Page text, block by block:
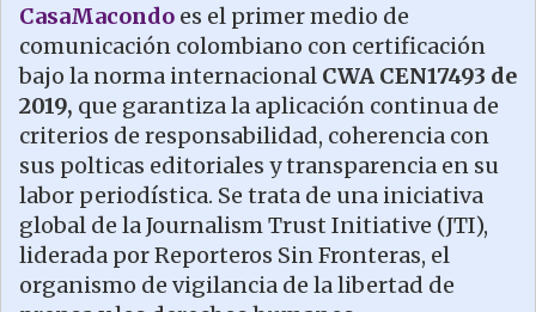
CasaMacondo es el primer medio de
comunicación colombiano con certificación
bajo la norma internacional CWA CEN17493 de
2019, que garantiza la aplicación continua de
criterios de responsabilidad, coherencia con
sus polticas editoriales y transparencia en su
labor periodística. Se trata de una iniciativa
global de la Journalism Trust Initiative (JTI),
liderada por Reporteros Sin Fronteras, el
organismo de vigilancia de la libertad de